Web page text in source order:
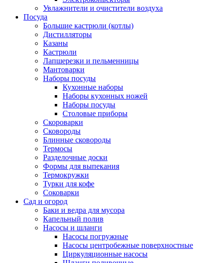
Увлажнители и очистители воздуха
Посуда
Большие кастрюли (котлы)
Дистилляторы
Казаны
Кастрюли
Лапшерезки и пельменницы
Мантоварки
Наборы посуды
Кухонные наборы
Наборы кухонных ножей
Наборы посуды
Столовые приборы
Скороварки
Сковороды
Блинные сковороды
Термосы
Разделочные доски
Формы для выпекания
Термокружки
Турки для кофе
Соковарки
Сад и огород
Баки и ведра для мусора
Капельный полив
Насосы и шланги
Насосы погружные
Насосы центробежные поверхностные
Циркуляционные насосы